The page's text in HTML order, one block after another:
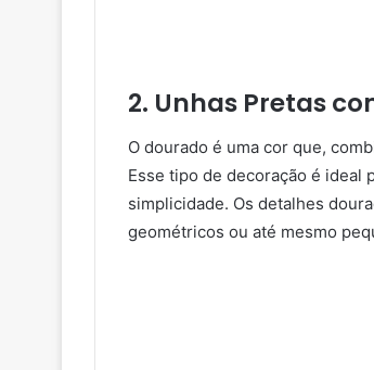
2. Unhas Pretas
O dourado é uma cor que,
Esse tipo de decoração é ideal
simplicidade. Os detalhes
geométricos ou até mesmo